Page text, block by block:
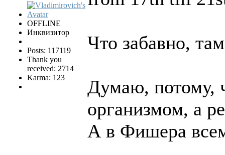
OFFLINE
Инквизитор
Posts: 117119
Thank you
received: 2714
Karma: 123
Что забавно,
Думаю, потому,
организмом, а
А в Фишера